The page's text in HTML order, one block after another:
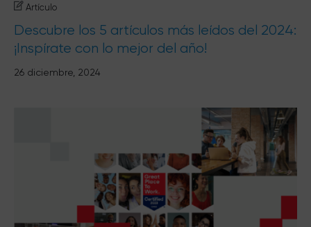
Artículo
Descubre los 5 artículos más leídos del 2024:
¡Inspírate con lo mejor del año!
26 diciembre, 2024